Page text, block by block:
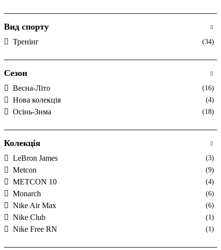
Вид спорту
Тренінг (34)
Сезон
Весна-Літо (16)
Нова колекція (4)
Осінь-Зима (18)
Колекція
LeBron James (3)
Metcon (9)
METCON 10 (4)
Monarch (6)
Nike Air Max (6)
Nike Club (1)
Nike Free RN (1)